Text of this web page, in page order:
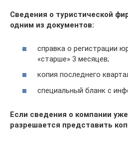
Сведения о туристической
одним из документов:
справка о регистрации
«старше» 3 месяцев;
копия последнего
специальный бланк с
Если сведения о компании
разрешается представить